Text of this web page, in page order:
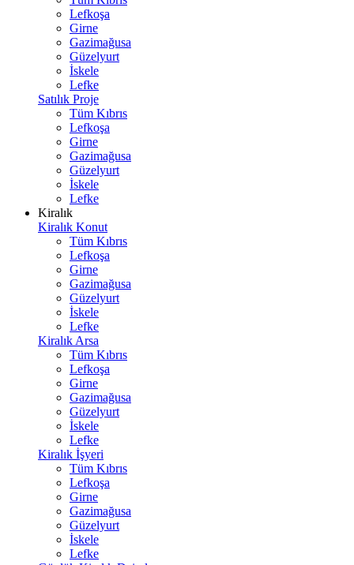
Lefkoşa
Girne
Gazimağusa
Güzelyurt
İskele
Lefke
Satılık Proje
Tüm Kıbrıs
Lefkoşa
Girne
Gazimağusa
Güzelyurt
İskele
Lefke
Kiralık
Kiralık Konut
Tüm Kıbrıs
Lefkoşa
Girne
Gazimağusa
Güzelyurt
İskele
Lefke
Kiralık Arsa
Tüm Kıbrıs
Lefkoşa
Girne
Gazimağusa
Güzelyurt
İskele
Lefke
Kiralık İşyeri
Tüm Kıbrıs
Lefkoşa
Girne
Gazimağusa
Güzelyurt
İskele
Lefke